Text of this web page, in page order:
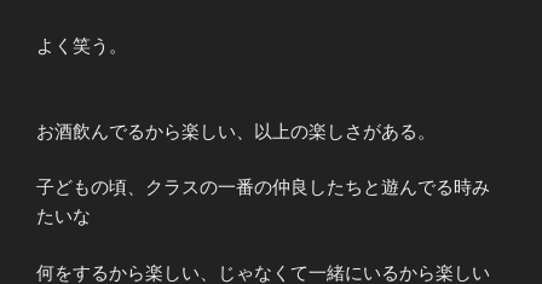
よく笑う。
お酒飲んでるから楽しい、以上の楽しさがある。
子どもの頃、クラスの一番の仲良したちと遊んでる時み
たいな
何をするから楽しい、じゃなくて一緒にいるから楽しい